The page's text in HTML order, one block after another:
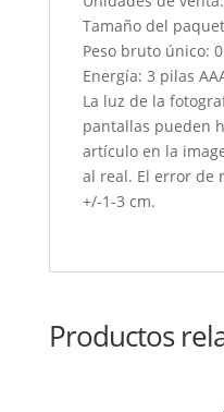
Tamaño del
Peso bruto único:
Energía: 3 pilas
La luz de la
pantallas pueden
artículo en la
al real. El error de
+/-1-3 cm.
Productos